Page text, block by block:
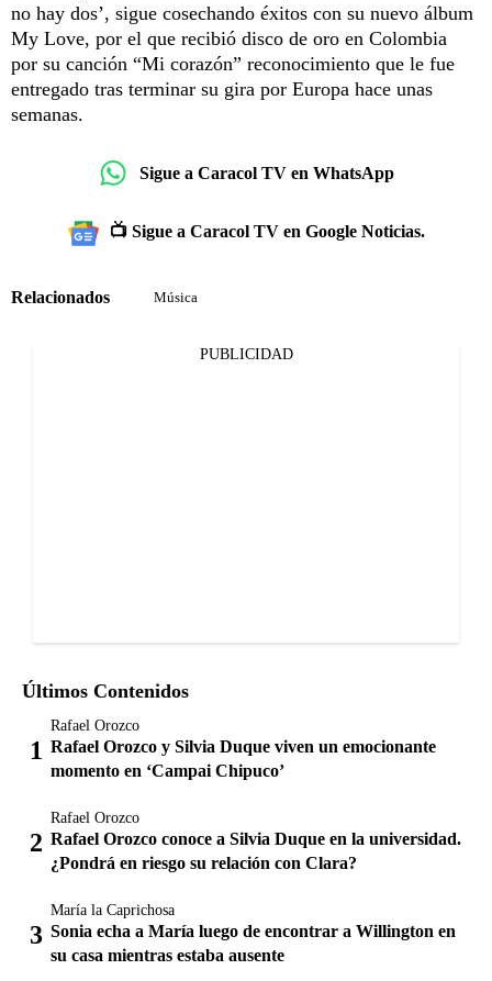
no hay dos’, sigue cosechando éxitos con su nuevo álbum
My Love, por el que recibió disco de oro en Colombia
por su canción “Mi corazón” reconocimiento que le fue
entregado tras terminar su gira por Europa hace unas
semanas.
Sigue a Caracol TV en WhatsApp
📺 Sigue a Caracol TV en Google Noticias.
Relacionados Música
PUBLICIDAD
Últimos Contenidos
Rafael Orozco
Rafael Orozco y Silvia Duque viven un emocionante
momento en ‘Campai Chipuco’
Rafael Orozco
Rafael Orozco conoce a Silvia Duque en la universidad.
¿Pondrá en riesgo su relación con Clara?
María la Caprichosa
Sonia echa a María luego de encontrar a Willington en
su casa mientras estaba ausente